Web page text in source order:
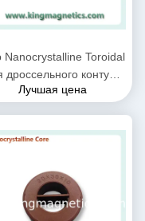
Nanocrystalline Toroidal
дроссельного контура
20-10 единого режима
Лучшая цена